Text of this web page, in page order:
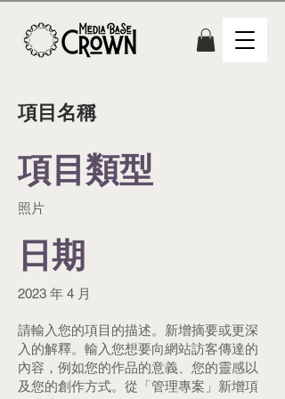
項目名稱
項目類型
照片
日期
2023 年 4 月
請輸入您的項目的描述。新增摘要或更深
入的解釋。輸入您想要向網站訪客傳達的
內容，例如您的作品的意義、您的靈感以
及您的創作方式。從「管理專案」新增項